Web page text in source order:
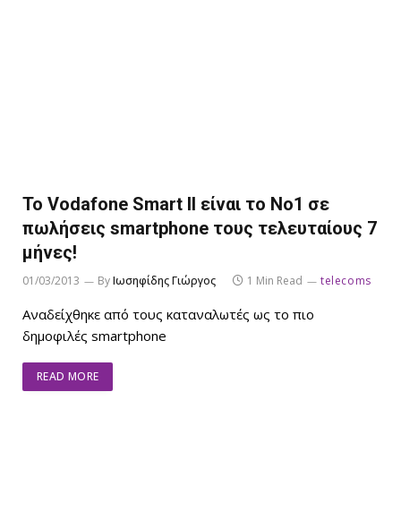
Το Vodafone Smart II είναι το Νο1 σε
πωλήσεις smartphone τους τελευταίους 7
μήνες!
01/03/2013 ByΙωσηφίδης Γιώργος 1 Min Read telecoms
Αναδείχθηκε από τους καταναλωτές ως το πιο
δημοφιλές smartphone
READ MORE